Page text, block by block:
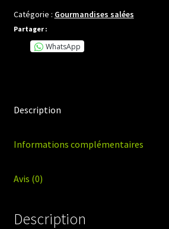
Catégorie : Gourmandises salées
Partager :
WhatsApp
Description
Informations complémentaires
Avis (0)
Description